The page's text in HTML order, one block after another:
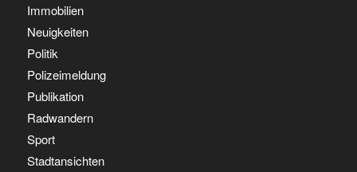
Immobilien
Neuigkeiten
Politik
Polizeimeldung
Publikation
Radwandern
Sport
Stadtansichten